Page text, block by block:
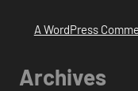
A WordPress
Archives